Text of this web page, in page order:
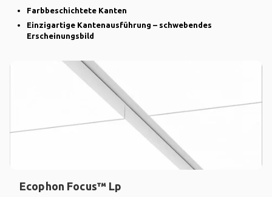
Farbbeschichtete Kanten
Einzigartige Kantenausführung – schwebendes
Erscheinungsbild
Ecophon Focus™ Lp